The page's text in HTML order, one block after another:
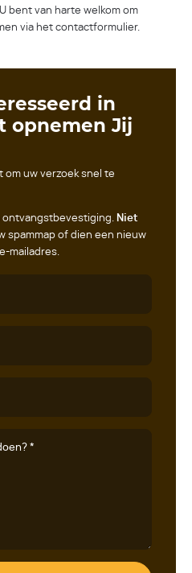
bent van harte welkom om
via het contactformulier.
in
opnemen Jij
uw verzoek snel te
Niet
spammap of dien een nieuw
mailadres.
*